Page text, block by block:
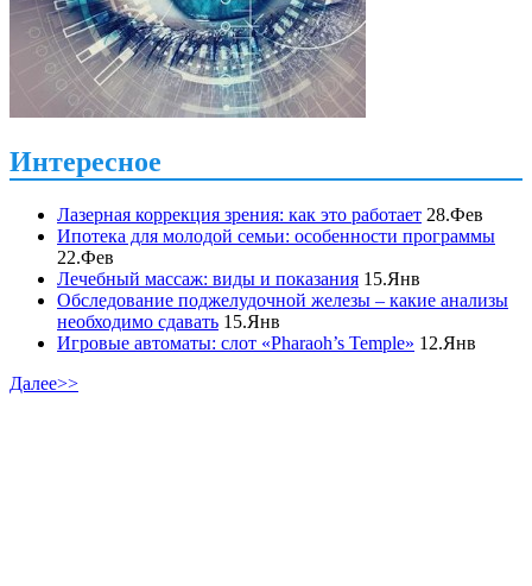
Интересное
Лазерная коррекция зрения: как это работает 28.Фев
Ипотека для молодой семьи: особенности программы
22.Фев
Лечебный массаж: виды и показания 15.Янв
Обследование поджелудочной железы – какие анализы
необходимо сдавать 15.Янв
Игровые автоматы: слот «Pharaoh’s Temple» 12.Янв
Далее>>